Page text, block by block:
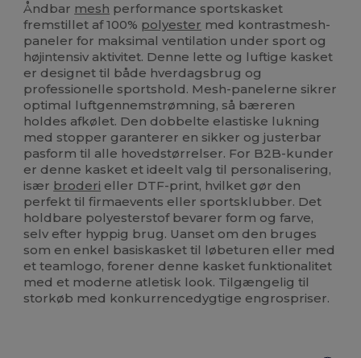
Åndbar mesh performance sportskasket
fremstillet af 100% polyester med kontrastmesh-
paneler for maksimal ventilation under sport og
højintensiv aktivitet. Denne lette og luftige kasket
er designet til både hverdagsbrug og
professionelle sportshold. Mesh-panelerne sikrer
optimal luftgennemstrømning, så bæreren
holdes afkølet. Den dobbelte elastiske lukning
med stopper garanterer en sikker og justerbar
pasform til alle hovedstørrelser. For B2B-kunder
er denne kasket et ideelt valg til personalisering,
især broderi eller DTF-print, hvilket gør den
perfekt til firmaevents eller sportsklubber. Det
holdbare polyesterstof bevarer form og farve,
selv efter hyppig brug. Uanset om den bruges
som en enkel basiskasket til løbeturen eller med
et teamlogo, forener denne kasket funktionalitet
med et moderne atletisk look. Tilgængelig til
storkøb med konkurrencedygtige engrospriser.